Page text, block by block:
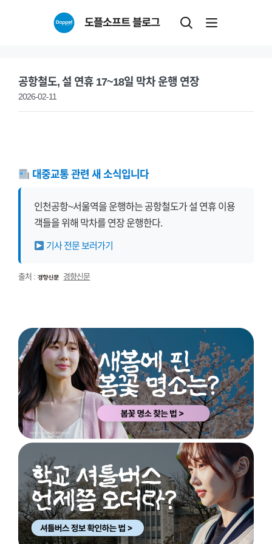
도플소프트 블로그
공항철도, 설 연휴 17~18일 막차 운행 연장
2026-02-11
대중교통 관련 새 소식입니다
인천공항~서울역을 운행하는 공항철도가 설 연휴 이용
객들을 위해 막차를 연장 운행한다.
기사 전문 보러가기
출처 : 경향신문